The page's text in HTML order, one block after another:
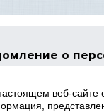
о
веб‑сайте